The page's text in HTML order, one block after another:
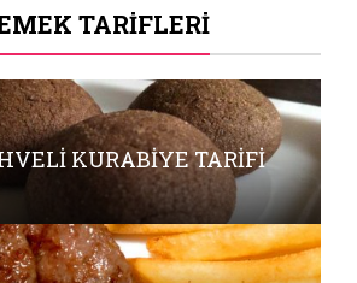
TARIFLERI
KURABIYE TARIFI